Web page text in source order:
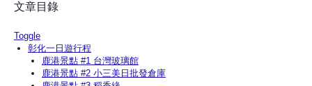
文章目錄
Toggle
彰化一日遊行程
鹿港景點 #1 台灣玻璃館
鹿港景點 #2 小三美日批發倉庫